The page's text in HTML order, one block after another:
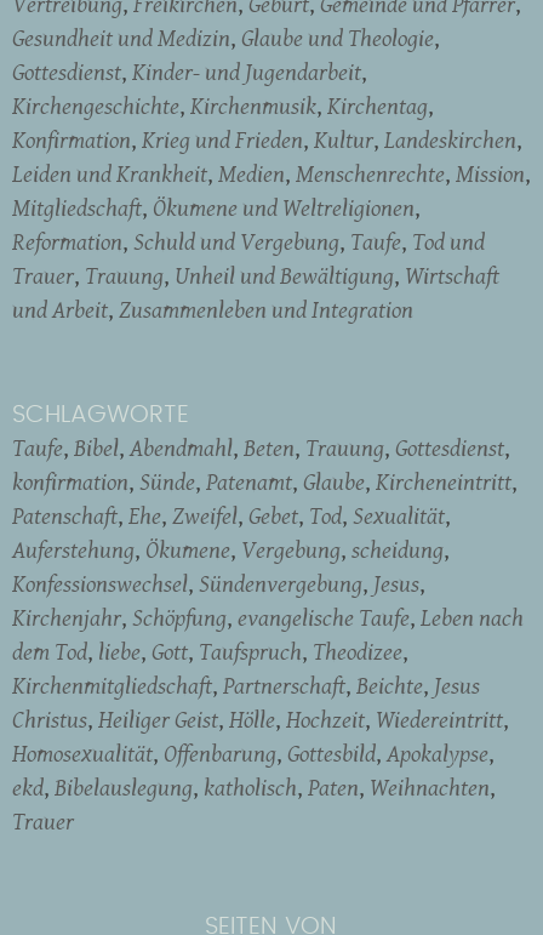
Gesundheit und Medizin Glaube und Theologie
Gottesdienst Kinder- und Jugendarbeit
Kirchengeschichte Kirchenmusik Kirchentag
Konfirmation Krieg und Frieden Kultur Landeskirchen
Leiden und Krankheit Medien Menschenrechte Mission
Mitgliedschaft Ökumene und Weltreligionen
Reformation Schuld und Vergebung Taufe Tod und
Trauer Trauung Unheil und Bewältigung Wirtschaft
und Arbeit Zusammenleben und Integration
SCHLAGWORTE
Taufe Bibel Abendmahl Beten Trauung Gottesdienst
konfirmation Sünde Patenamt Glaube Kircheneintritt
Patenschaft Ehe Zweifel Gebet Tod Sexualität
Auferstehung Ökumene Vergebung scheidung
Konfessionswechsel Sündenvergebung Jesus
Kirchenjahr Schöpfung evangelische Taufe Leben nach
dem Tod liebe Gott Taufspruch Theodizee
Kirchenmitgliedschaft Partnerschaft Beichte Jesus
Christus Heiliger Geist Hölle Hochzeit Wiedereintritt
Homosexualität Offenbarung Gottesbild Apokalypse
ekd Bibelauslegung katholisch Paten Weihnachten
Trauer
SEITEN VON